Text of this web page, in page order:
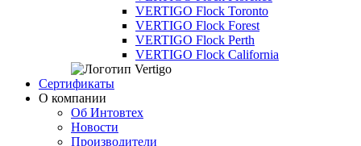
VERTIGO Flock Toronto
VERTIGO Flock Forest
VERTIGO Flock Perth
VERTIGO Flock California
Сертификаты
О компании
Об Интовтех
Новости
Производители